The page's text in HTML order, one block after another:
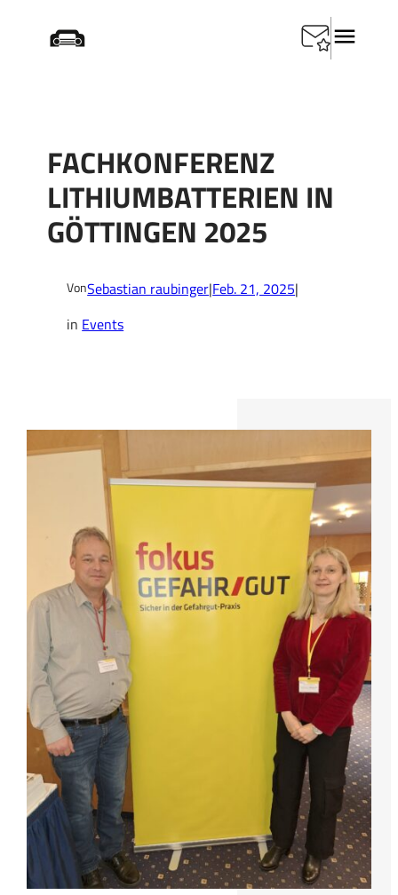
Startseite
Fachkonferenz Lithiumbatterien in
Göttingen 2025
FACHKONFERENZ
LITHIUMBATTERIEN IN
GÖTTINGEN 2025
VonSebastian raubinger|Feb. 21, 2025|
in Events